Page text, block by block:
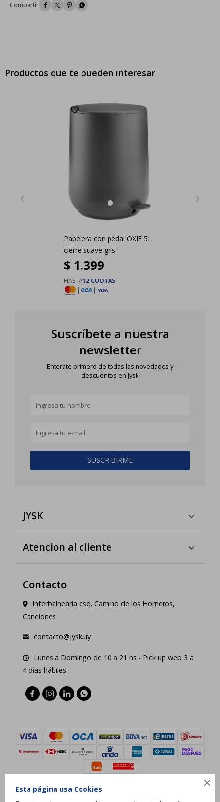

Esta página usa Cookies
   
Productos que te pueden interesar
Papelera con pedal OXIE 5L
cierre suave gris
$ 1.399
HASTA12 CUOTAS
|
|
Suscríbete a nuestra
newsletter
Enterate primero de todas las novedades y
descuentos en Jysk
SUSCRIBIRME
JYSK
Atencion al cliente
Contacto
Interbalnearia esq. Camino de los Horneros,
Canelones
contacto@jysk.uy
Lunes a Domingo de 10 a 21 hs - Pick up web 3 a
4 días hábiles.
   